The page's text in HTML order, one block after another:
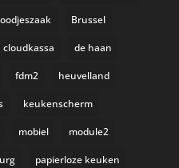
Brussel
cloudkassa de haan
fdm2 heuvelland
keukenscherm
mobiel module2
papierloze keuken